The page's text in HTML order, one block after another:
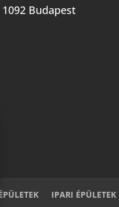
1092 Budapest
IPARI ÉPÜLETEK